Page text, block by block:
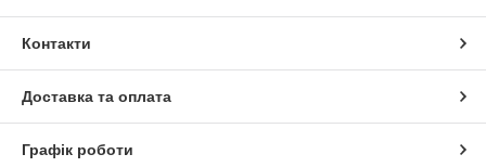
Контакти
Доставка та оплата
Графік роботи